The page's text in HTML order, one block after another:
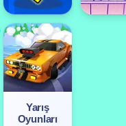
Yarış
Oyunları